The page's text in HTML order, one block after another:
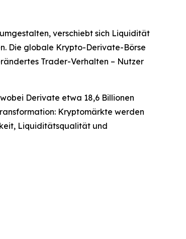
verschiebt sich Liquidität
Die globale Krypto-Derivate-Börse
Trader-Verhalten – Nutzer
Derivate etwa 18,6 Billionen
Kryptomärkte werden
Liquiditätsqualität und